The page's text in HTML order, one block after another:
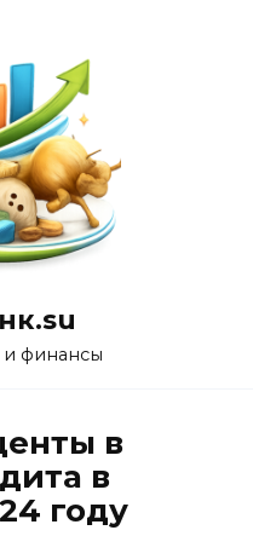
финансы
в
в
году